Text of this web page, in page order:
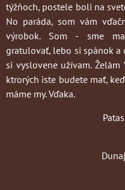
týžňoch, postele boli na
No paráda, som vám
výrobok. Som - sme
gratulovať, lebo si spánok a
si vyslovene užívam. Želám
ktrorých iste budete mať,
máme my. Vďaka.